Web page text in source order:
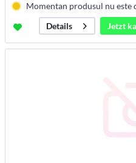
Momentan produsul nu este
Details
Jetzt